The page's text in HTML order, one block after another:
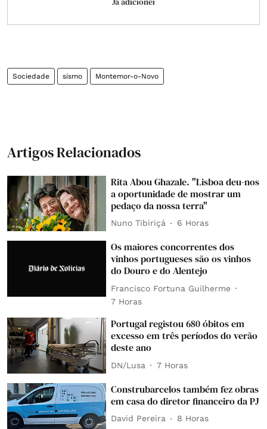
Sociedade sismo Montemor-o-Novo
Artigos Relacionados
Rita Abou Ghazale. "Lisboa deu-nos
a oportunidade de mostrar um
pedaço da nossa terra"
Nuno Tibiriçá 6 Horas
Os maiores concorrentes dos
vinhos portugueses são os vinhos
do Douro e do Alentejo
Francisco Fortuna Guilherme
7 Horas
Portugal registou 680 óbitos em
excesso em três períodos do verão
deste ano
DN/Lusa 7 Horas
Construbarcelos também fez obras
em casa do diretor financeiro da PJ
David Pereira 8 Horas